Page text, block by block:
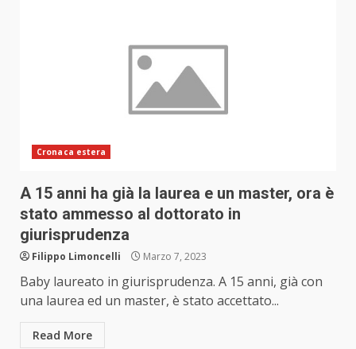
Cronaca estera
A 15 anni ha già la laurea e un master, ora è
stato ammesso al dottorato in
giurisprudenza
Filippo Limoncelli Marzo 7, 2023
Baby laureato in giurisprudenza. A 15 anni, già con
una laurea ed un master, è stato accettato...
Read More